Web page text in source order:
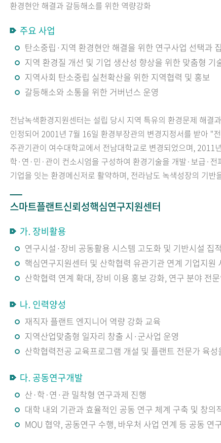
환경현안 해결과 갈등해소를 위한 역량강화
주요 사업
탄소중립·지역 환경현안 해결을 위한 연구사업 선택과
지역 환경질 개선 및 기업 생산성 향상을 위한 맞춤형 기
지역사회 탄소중립 실천확산을 위한 지역협력 및 홍보
갈등해소와 소통을 위한 거버넌스 운영
전남녹색환경지원센터는 설립 당시 지역 특유의 환경문제 해
인정되어 2001년 7월 16일 환경부장관의 변경지정서를 받아 "
주관기관이 여수대학교에서 전남대학교로 변경되었으며,
학·연·민·관이 컨소시엄을 구성하여 환경기술을 개발·보급·
기업을 잇는 환경메신저로 활약하며, 전라남도 녹색성장의 기반
스마트플랜트신뢰성핵심연구지원센터
가. 장비활용
연구시설·장비 공동활용 시스템 고도화 및 기반시설 집
핵심연구지원센터 및 산학협력 유관기관 연계 기업지원
산학협력 연계 확대, 장비 이용 홍보 강화, 연구 분야 전
나. 인력양성
재직자 플랜트 엔지니어 역량 강화 교육
지역산업맞춤형 일자리 창출 시·군사업 운영
산학협력전공 교육프로그램 개설 및 플랜트 전문가 육
다. 공동연구개발
산·학·연·관 밀착형 연구과제 진행
대학 내외 기관과 효율적인 공동 연구 체계 구축 및 창의
MOU 협약, 공동연구 수행, 바우처 사업 연계 등 공동 연